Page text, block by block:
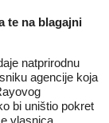
te na blagajni
natprirodnu
agencije koja
bi uništio pokret
vlasnica